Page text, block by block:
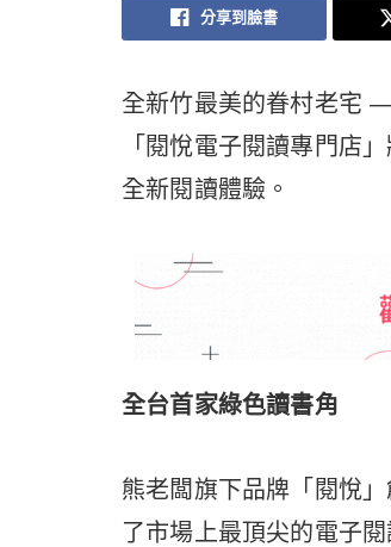
分享到臉書
全新竹最美的眷村老宅
「閱悅電子閱讀專門店
全新閱讀體驗。
全台首家綠色讀書角
熊老闆旗下品牌「閱悅
了市場上最頂尖的電子